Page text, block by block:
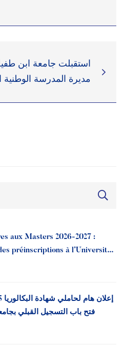
aux Masters 2026-2027 :
préinscriptions à l’Université
فتح باب التسجيل القبلي
استقبلت جامعة ابن
مديرة المدرسة الوطنية